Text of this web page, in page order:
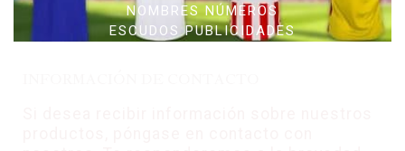
NOMBRES NÚMEROS
ESCUDOS PUBLICIDADES